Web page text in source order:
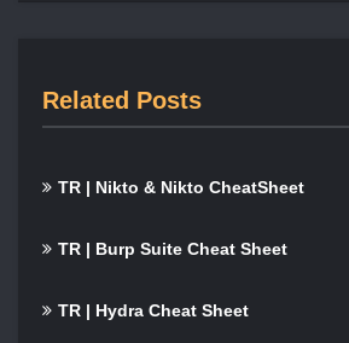
Related Posts
TR | Nikto & Nikto CheatSheet
TR | Burp Suite Cheat Sheet
TR | Hydra Cheat Sheet